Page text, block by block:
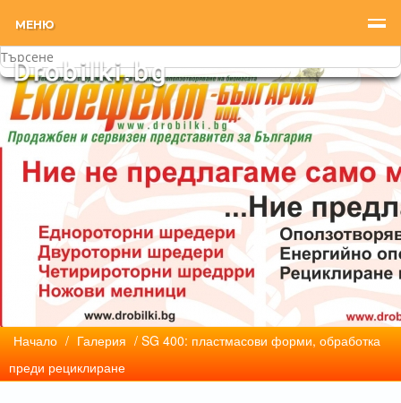
МЕНЮ
Начало / Галерия / SG 400: пластмасови форми, обработка
преди рециклиране